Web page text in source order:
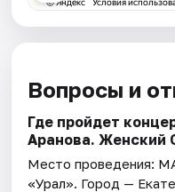
Вопросы и
Где пройдет
Аранова. Женский
Место проведения:
«Урал». Город —